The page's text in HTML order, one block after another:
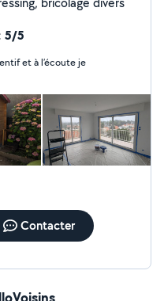
5/5
et à l’écoute je
Contacter